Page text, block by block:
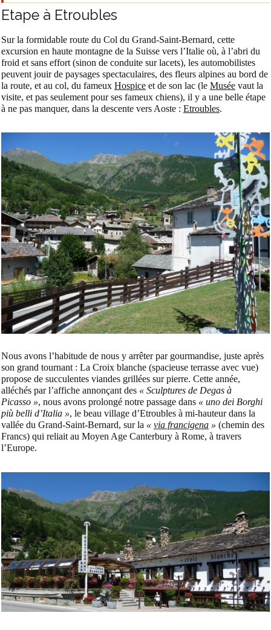
Etape à Etroubles
Sur la formidable route du Col du Grand-Saint-Bernard, cette
excursion en haute montagne de la Suisse vers l’Italie où, à l’abri du
froid et sans effort (sinon de conduite sur lacets), les automobilistes
peuvent jouir de paysages spectaculaires, des fleurs alpines au bord de
la route, et au col, du fameux Hospice et de son lac (le Musée vaut la
visite, et pas seulement pour ses fameux chiens), il y a une belle étape
à ne pas manquer, dans la descente vers Aoste : Etroubles.
Nous avons l’habitude de nous y arrêter par gourmandise, juste après
son grand tournant : La Croix blanche (spacieuse terrasse avec vue)
propose de succulentes viandes grillées sur pierre. Cette année,
alléchés par l’affiche annonçant des « Sculptures de Degas à
Picasso », nous avons prolongé notre passage dans « uno dei Borghi
più belli d’Italia », le beau village d’Etroubles à mi-hauteur dans la
vallée du Grand-Saint-Bernard, sur la « via francigena » (chemin des
Francs) qui reliait au Moyen Age Canterbury à Rome, à travers
l’Europe.